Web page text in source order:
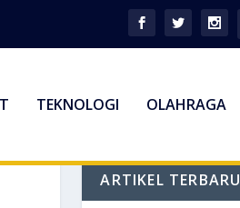
TEKNOLOGI OLAHRAGA
ARTIKEL TERBARU